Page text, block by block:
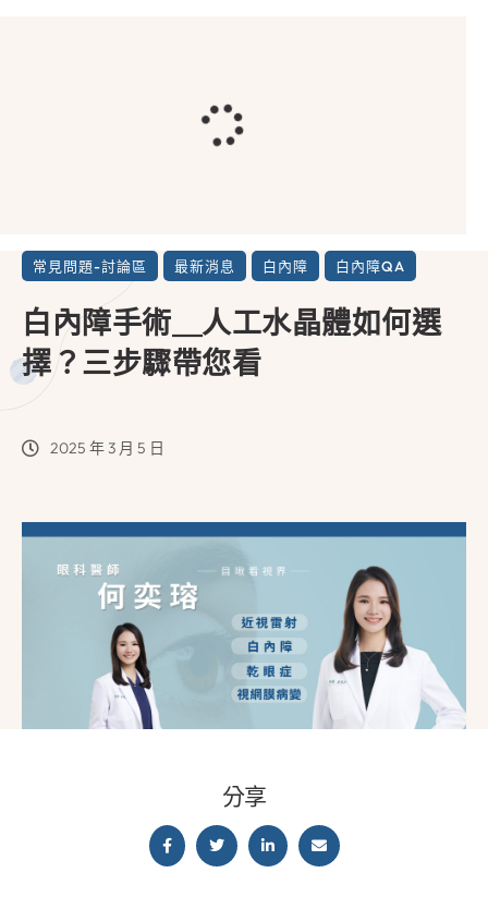
常見問題-討論區 最新消息 白內障 白內障QA
白內障手術＿人工水晶體如何選
擇？三步驟帶您看
2025 年 3 月 5 日
分享